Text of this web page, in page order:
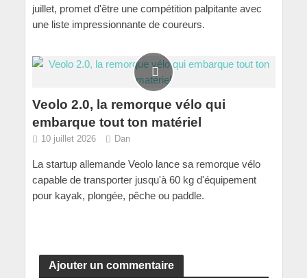
juillet, promet d'être une compétition palpitante avec
une liste impressionnante de coureurs.
Veolo 2.0, la remorque vélo qui
embarque tout ton matériel
10 juillet 2026 Dan
La startup allemande Veolo lance sa remorque vélo
capable de transporter jusqu'à 60 kg d'équipement
pour kayak, plongée, pêche ou paddle.
Ajouter un commentaire